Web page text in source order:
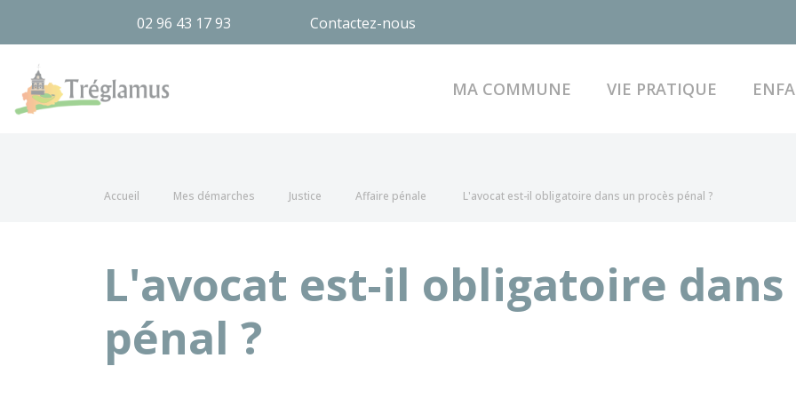
02 96 43 17 93 Contactez-nous
MA COMMUNE VIE PRATIQUE
Accueil Mes démarches Justice Affaire pénale L'avocat est-il obligatoire dans un procès pénal ?
L'avocat est-il obligatoire dans
pénal ?